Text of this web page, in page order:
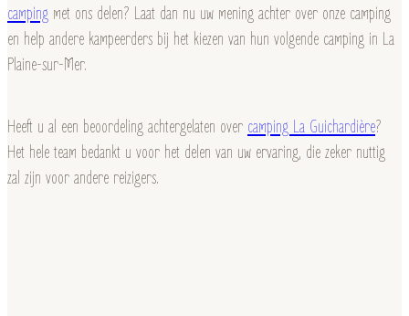
camping met ons delen? Laat dan nu uw mening achter over onze camping
en help andere kampeerders bij het kiezen van hun volgende camping in La
Plaine-sur-Mer.
Heeft u al een beoordeling achtergelaten over camping La Guichardière?
Het hele team bedankt u voor het delen van uw ervaring, die zeker nuttig
zal zijn voor andere reizigers.